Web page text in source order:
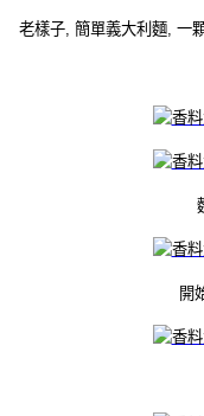
老樣子, 簡單義大利麵, 一
開